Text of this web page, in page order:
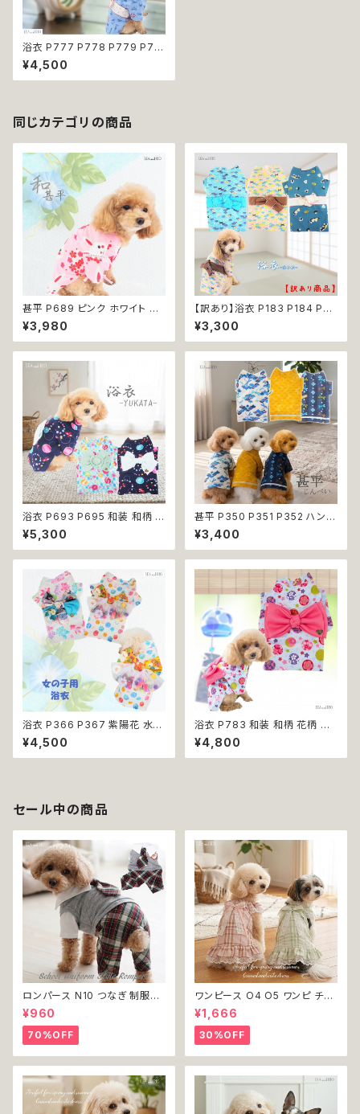
浴衣 P777 P778 P779 P78
0 和装 マリン ドッグ ウェア ドッ
グウエア 犬 猫 ペット 服 犬服
小型犬 子犬 仔犬 夏 男の子 送
¥4,500
同じカテゴリの商品
甚平 P689 ピンク ホワイト フ
ラワー 花 桜 うさぎ ラビット 祭
り 夏祭り 和装 和柄 古風 伝統
日本 夏 ドッグウエア ドックウェ
ット 服 犬服 犬の服 犬洋服 犬
の洋服 洋服 おしゃれ かわいい
可愛い 返品交換不可
¥3,980
【訳あり】浴衣 P183 P184 P22
4ドッグウェア 男の子 ブルー イ
エロー ドッグ ウェア ドッグウエ
ア 犬 猫 ペット 服 犬服 和装 和
ウェーブ 青海波 小型犬 子犬 仔
¥3,300
浴衣 P693 P695 和装 和柄 夏
祭り 花火大会 裏地付き ドッグ
ウェア ドッグウエア 犬 猫 ペット
服 犬服 犬猫 犬の服 猫の服 小
¥5,300
甚平 P350 P351 P352 ハンド
メイド ホワイト ネイビー カラシ
イエロー とんぼ ドッグ ウェア
ドッグウエア 犬 猫 ペット 服 犬
柄 小型犬 子犬 仔犬 夏 送料無
料 返品交換不可
¥3,400
浴衣 P366 P367 紫陽花 水風
船 金魚 白 ピンク 青 鈴 花 つま
み細工 ドッグ ウェア ドッグウエ
ア 犬 猫 ペット 服 犬服 猫服 和
¥4,500
浴衣 P783 和装 和柄 花柄 花
麻の葉 ドッグ ウェア ドッグウエ
ア ハンドメイド 犬 猫 ペット 服
犬服 猫服 犬の服 猫の服 小型
¥4,800
セール中の商品
ロンパース N10 つなぎ 制服風
チェック柄 グレー 灰色 コスチュ
ーム コスプレ ドッグウェア dog
犬 猫 ペット 服 犬服 洋服 オシ
ャレ かわいい 小型犬 返品交換
不可
¥960
70%OFF
ワンピース O4 O5 ワンピ チェ
ック プリーツ レース 女の子 犬
犬服 小型 猫 服 洋服 ペット do
g ドッグウェア おしゃれ かわい
い 返品交換不可
¥1,666
30%OFF